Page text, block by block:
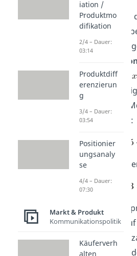
Angenommen
deine
Für dich ist
Absatzfunktion
ist nun
konsumierte
Also wenn gilt:
Durch
Der
übertragen auf
du dir eine
leisten willst
iation /
Produktmo
difikation
2/4 – Dauer:
03:14
Produktdiff
erenzierun
g
3/4 – Dauer:
03:54
Positionier
ungsanaly
se
4/4 – Dauer:
07:30
Markt & Produkt
Kommunikationspolitik
Käuferverh
alten